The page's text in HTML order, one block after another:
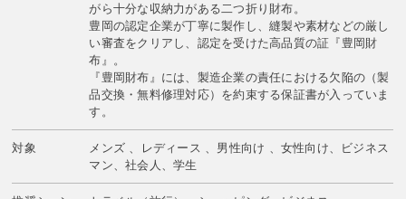
がら十分な収納力がある二つ折り財布。
豊岡の認定企業が丁寧に製作し、縫製や素材などの厳し
い審査をクリアし、認定を受けた高品質の証『豊岡財
布』。
『豊岡財布』には、製造企業の責任における欠陥の（製
品交換・無料修理対応）を約束する保証書が入っていま
す。
対象
メンズ 、レディース 、男性向け 、女性向け、ビジネス
マン、社会人、学生